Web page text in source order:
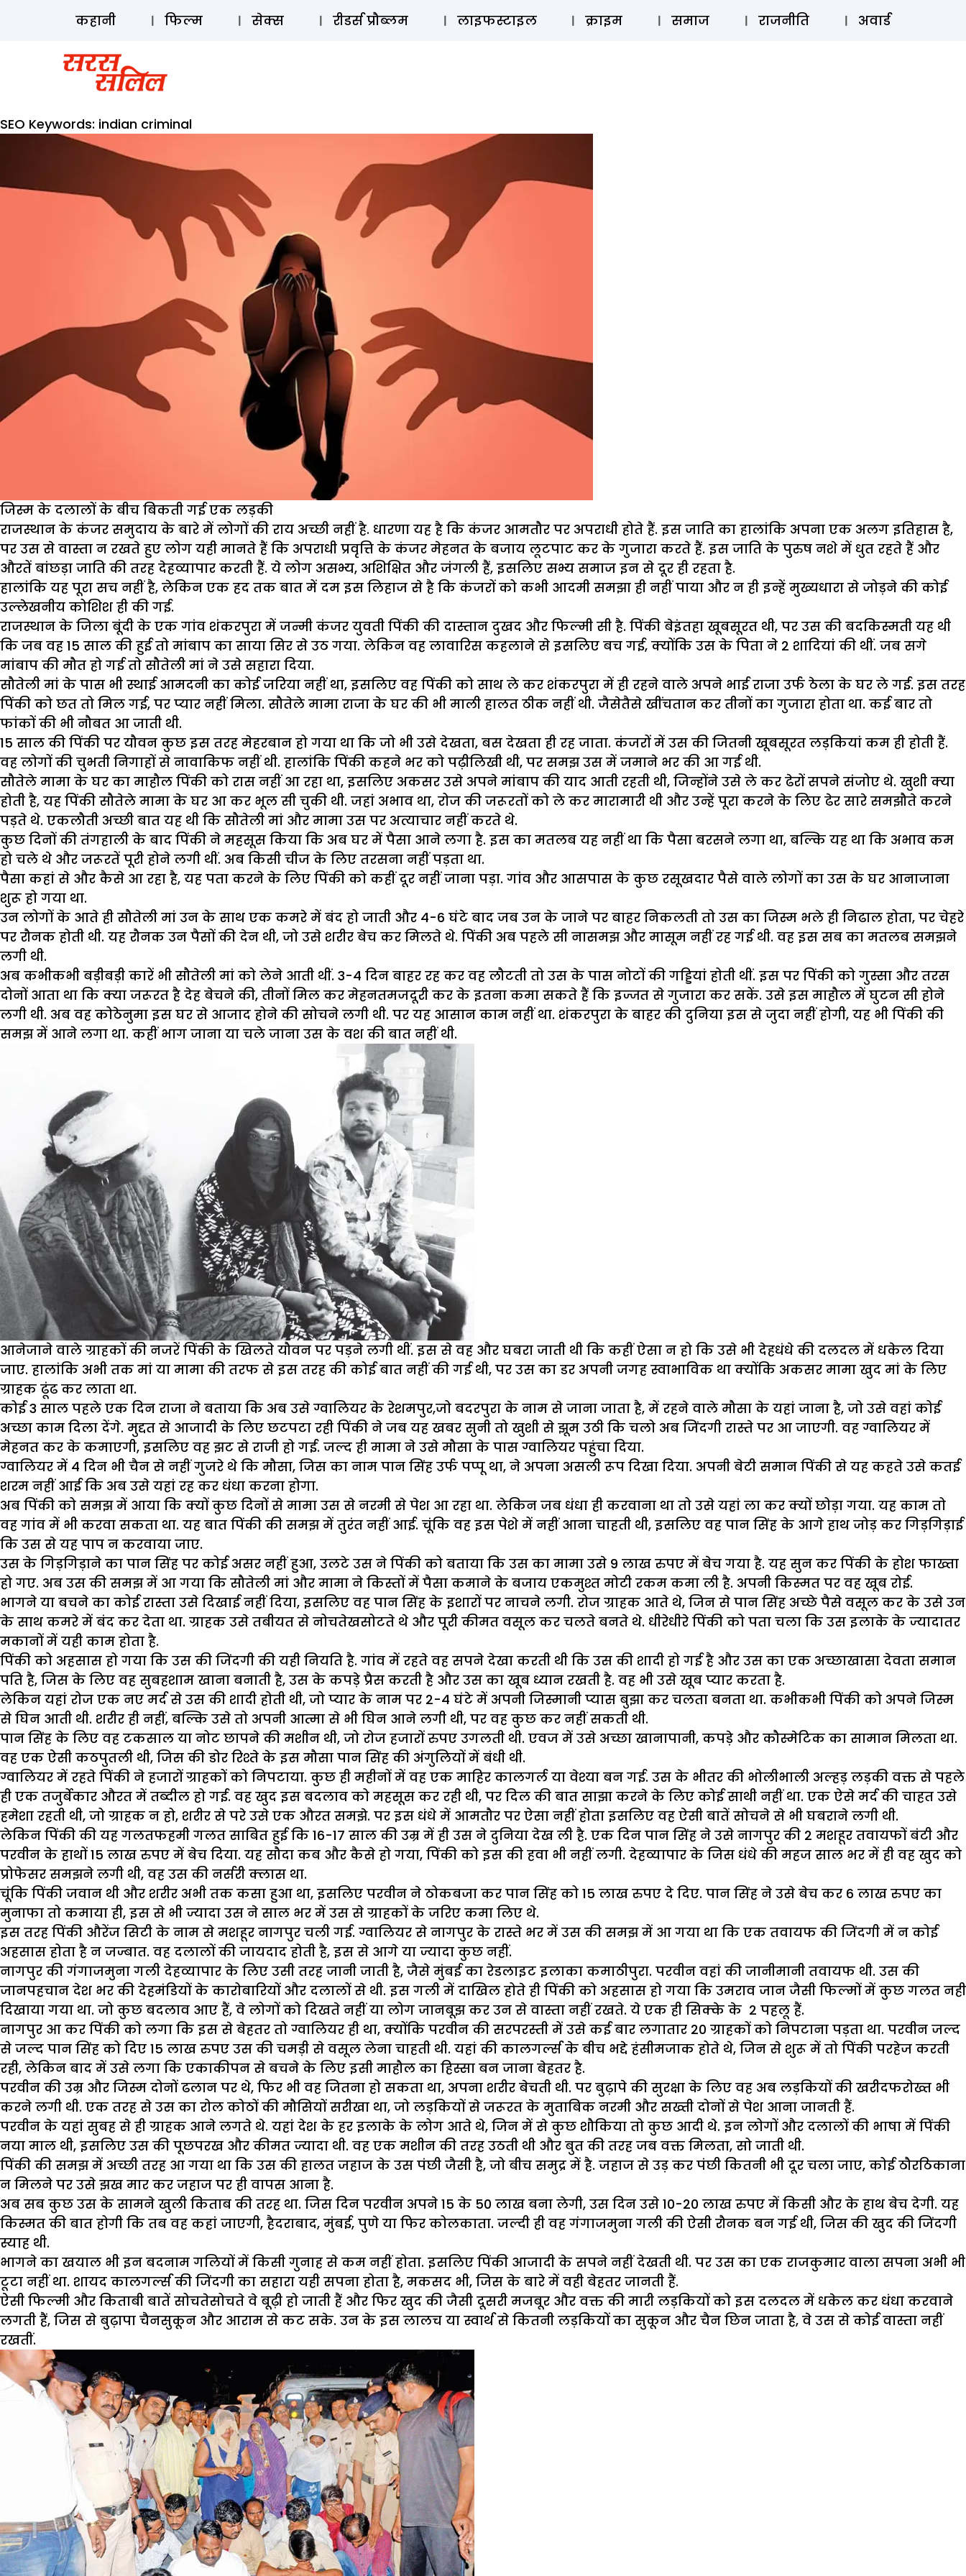
ऑडियो स्टोरी लॉग इन ⚲ SUBSCRIBE
कहानी फिल्म सेक्स रीडर्स प्रौब्लम लाइफस्टाइल क्राइम समाज राजनीति अवार्ड
SEO Keywords: indian criminal
जिस्म के दलालों के बीच बिकती गई एक लड़की
राजस्थान के कंजर समुदाय के बारे में लोगों की राय अच्छी नहीं है. धारणा यह है कि कंजर आमतौर पर अपराधी होते हैं. इस जाति का हालांकि अपना एक अलग इतिहास है,
पर उस से वास्ता न रखते हुए लोग यही मानते हैं कि अपराधी प्रवृत्ति के कंजर मेहनत के बजाय लूटपाट कर के गुजारा करते हैं. इस जाति के पुरुष नशे में धुत रहते हैं और
औरतें बांछड़ा जाति की तरह देहव्यापार करती हैं. ये लोग असभ्य, अशिक्षित और जंगली हैं, इसलिए सभ्य समाज इन से दूर ही रहता है.
हालांकि यह पूरा सच नहीं है, लेकिन एक हद तक बात में दम इस लिहाज से है कि कंजरों को कभी आदमी समझा ही नहीं पाया और न ही इन्हें मुख्यधारा से जोड़ने की कोई
उल्लेखनीय कोशिश ही की गई.
राजस्थान के जिला बूंदी के एक गांव शंकरपुरा में जन्मी कंजर युवती पिंकी की दास्तान दुखद और फिल्मी सी है. पिंकी बेइंतहा खूबसूरत थी, पर उस की बदकिस्मती यह थी
कि जब वह 15 साल की हुई तो मांबाप का साया सिर से उठ गया. लेकिन वह लावारिस कहलाने से इसलिए बच गई, क्योंकि उस के पिता ने 2 शादियां की थीं. जब सगे
मांबाप की मौत हो गई तो सौतेली मां ने उसे सहारा दिया.
सौतेली मां के पास भी स्थाई आमदनी का कोई जरिया नहीं था, इसलिए वह पिंकी को साथ ले कर शंकरपुरा में ही रहने वाले अपने भाई राजा उर्फ ठेला के घर ले गई. इस तरह
पिंकी को छत तो मिल गई, पर प्यार नहीं मिला. सौतेले मामा राजा के घर की भी माली हालत ठीक नहीं थी. जैसेतैसे खींचतान कर तीनों का गुजारा होता था. कई बार तो
फांकों की भी नौबत आ जाती थी.
15 साल की पिंकी पर यौवन कुछ इस तरह मेहरबान हो गया था कि जो भी उसे देखता, बस देखता ही रह जाता. कंजरों में उस की जितनी खूबसूरत लड़कियां कम ही होती हैं.
वह लोगों की चुभती निगाहों से नावाकिफ नहीं थी. हालांकि पिंकी कहने भर को पढ़ीलिखी थी, पर समझ उस में जमाने भर की आ गई थी.
सौतेले मामा के घर का माहौल पिंकी को रास नहीं आ रहा था, इसलिए अकसर उसे अपने मांबाप की याद आती रहती थी, जिन्होंने उसे ले कर ढेरों सपने संजोए थे. खुशी क्या
होती है, यह पिंकी सौतेले मामा के घर आ कर भूल सी चुकी थी. जहां अभाव था, रोज की जरूरतों को ले कर मारामारी थी और उन्हें पूरा करने के लिए ढेर सारे समझौते करने
पड़ते थे. एकलौती अच्छी बात यह थी कि सौतेली मां और मामा उस पर अत्याचार नहीं करते थे.
कुछ दिनों की तंगहाली के बाद पिंकी ने महसूस किया कि अब घर में पैसा आने लगा है. इस का मतलब यह नहीं था कि पैसा बरसने लगा था, बल्कि यह था कि अभाव कम
हो चले थे और जरूरतें पूरी होने लगी थीं. अब किसी चीज के लिए तरसना नहीं पड़ता था.
पैसा कहां से और कैसे आ रहा है, यह पता करने के लिए पिंकी को कहीं दूर नहीं जाना पड़ा. गांव और आसपास के कुछ रसूखदार पैसे वाले लोगों का उस के घर आनाजाना
शुरू हो गया था.
उन लोगों के आते ही सौतेली मां उन के साथ एक कमरे में बंद हो जाती और 4-6 घंटे बाद जब उन के जाने पर बाहर निकलती तो उस का जिस्म भले ही निढाल होता, पर चेहरे
पर रौनक होती थी. यह रौनक उन पैसों की देन थी, जो उसे शरीर बेच कर मिलते थे. पिंकी अब पहले सी नासमझ और मासूम नहीं रह गई थी. वह इस सब का मतलब समझने
लगी थी.
अब कभीकभी बड़ीबड़ी कारें भी सौतेली मां को लेने आती थीं. 3-4 दिन बाहर रह कर वह लौटती तो उस के पास नोटों की गड्डियां होती थीं. इस पर पिंकी को गुस्सा और तरस
दोनों आता था कि क्या जरूरत है देह बेचने की, तीनों मिल कर मेहनतमजदूरी कर के इतना कमा सकते हैं कि इज्जत से गुजारा कर सकें. उसे इस माहौल में घुटन सी होने
लगी थी. अब वह कोठेनुमा इस घर से आजाद होने की सोचने लगी थी. पर यह आसान काम नहीं था. शंकरपुरा के बाहर की दुनिया इस से जुदा नहीं होगी, यह भी पिंकी की
समझ में आने लगा था. कहीं भाग जाना या चले जाना उस के वश की बात नहीं थी.
आनेजाने वाले ग्राहकों की नजरें पिंकी के खिलते यौवन पर पड़ने लगी थीं. इस से वह और घबरा जाती थी कि कहीं ऐसा न हो कि उसे भी देहधंधे की दलदल में धकेल दिया
जाए. हालांकि अभी तक मां या मामा की तरफ से इस तरह की कोई बात नहीं की गई थी, पर उस का डर अपनी जगह स्वाभाविक था क्योंकि अकसर मामा खुद मां के लिए
ग्राहक ढूंढ कर लाता था.
कोई 3 साल पहले एक दिन राजा ने बताया कि अब उसे ग्वालियर के रेशमपुर,जो बदरपुरा के नाम से जाना जाता है, में रहने वाले मौसा के यहां जाना है, जो उसे वहां कोई
अच्छा काम दिला देंगे. मुद्दत से आजादी के लिए छटपटा रही पिंकी ने जब यह खबर सुनी तो खुशी से झूम उठी कि चलो अब जिंदगी रास्ते पर आ जाएगी. वह ग्वालियर में
मेहनत कर के कमाएगी, इसलिए वह झट से राजी हो गई. जल्द ही मामा ने उसे मौसा के पास ग्वालियर पहुंचा दिया.
ग्वालियर में 4 दिन भी चैन से नहीं गुजरे थे कि मौसा, जिस का नाम पान सिंह उर्फ पप्पू था, ने अपना असली रूप दिखा दिया. अपनी बेटी समान पिंकी से यह कहते उसे कतई
शरम नहीं आई कि अब उसे यहां रह कर धंधा करना होगा.
अब पिंकी को समझ में आया कि क्यों कुछ दिनों से मामा उस से नरमी से पेश आ रहा था. लेकिन जब धंधा ही करवाना था तो उसे यहां ला कर क्यों छोड़ा गया. यह काम तो
वह गांव में भी करवा सकता था. यह बात पिंकी की समझ में तुरंत नहीं आई. चूंकि वह इस पेशे में नहीं आना चाहती थी, इसलिए वह पान सिंह के आगे हाथ जोड़ कर गिड़गिड़ाई
कि उस से यह पाप न करवाया जाए.
उस के गिड़गिड़ाने का पान सिंह पर कोई असर नहीं हुआ, उलटे उस ने पिंकी को बताया कि उस का मामा उसे 9 लाख रुपए में बेच गया है. यह सुन कर पिंकी के होश फाख्ता
हो गए. अब उस की समझ में आ गया कि सौतेली मां और मामा ने किस्तों में पैसा कमाने के बजाय एकमुश्त मोटी रकम कमा ली है. अपनी किस्मत पर वह खूब रोई.
भागने या बचने का कोई रास्ता उसे दिखाई नहीं दिया, इसलिए वह पान सिंह के इशारों पर नाचने लगी. रोज ग्राहक आते थे, जिन से पान सिंह अच्छे पैसे वसूल कर के उसे उन
के साथ कमरे में बंद कर देता था. ग्राहक उसे तबीयत से नोचतेखसोटते थे और पूरी कीमत वसूल कर चलते बनते थे. धीरेधीरे पिंकी को पता चला कि उस इलाके के ज्यादातर
मकानों में यही काम होता है.
पिंकी को अहसास हो गया कि उस की जिंदगी की यही नियति है. गांव में रहते वह सपने देखा करती थी कि उस की शादी हो गई है और उस का एक अच्छाखासा देवता समान
पति है, जिस के लिए वह सुबहशाम खाना बनाती है, उस के कपड़े प्रैस करती है और उस का खूब ध्यान रखती है. वह भी उसे खूब प्यार करता है.
लेकिन यहां रोज एक नए मर्द से उस की शादी होती थी, जो प्यार के नाम पर 2-4 घंटे में अपनी जिस्मानी प्यास बुझा कर चलता बनता था. कभीकभी पिंकी को अपने जिस्म
से घिन आती थी. शरीर ही नहीं, बल्कि उसे तो अपनी आत्मा से भी घिन आने लगी थी, पर वह कुछ कर नहीं सकती थी.
पान सिंह के लिए वह टकसाल या नोट छापने की मशीन थी, जो रोज हजारों रुपए उगलती थी. एवज में उसे अच्छा खानापानी, कपड़े और कौस्मेटिक का सामान मिलता था.
वह एक ऐसी कठपुतली थी, जिस की डोर रिश्ते के इस मौसा पान सिंह की अंगुलियों में बंधी थी.
ग्वालियर में रहते पिंकी ने हजारों ग्राहकों को निपटाया. कुछ ही महीनों में वह एक माहिर कालगर्ल या वेश्या बन गई. उस के भीतर की भोलीभाली अल्हड़ लड़की वक्त से पहले
ही एक तजुर्बेकार औरत में तब्दील हो गई. वह खुद इस बदलाव को महसूस कर रही थी, पर दिल की बात साझा करने के लिए कोई साथी नहीं था. एक ऐसे मर्द की चाहत उसे
हमेशा रहती थी, जो ग्राहक न हो, शरीर से परे उसे एक औरत समझे. पर इस धंधे में आमतौर पर ऐसा नहीं होता इसलिए वह ऐसी बातें सोचने से भी घबराने लगी थी.
लेकिन पिंकी की यह गलतफहमी गलत साबित हुई कि 16-17 साल की उम्र में ही उस ने दुनिया देख ली है. एक दिन पान सिंह ने उसे नागपुर की 2 मशहूर तवायफों बंटी और
परवीन के हाथों 15 लाख रुपए में बेच दिया. यह सौदा कब और कैसे हो गया, पिंकी को इस की हवा भी नहीं लगी. देहव्यापार के जिस धंधे की महज साल भर में ही वह खुद को
प्रोफेसर समझने लगी थी, वह उस की नर्सरी क्लास था.
चूंकि पिंकी जवान थी और शरीर अभी तक कसा हुआ था, इसलिए परवीन ने ठोकबजा कर पान सिंह को 15 लाख रुपए दे दिए. पान सिंह ने उसे बेच कर 6 लाख रुपए का
मुनाफा तो कमाया ही, इस से भी ज्यादा उस ने साल भर में उस से ग्राहकों के जरिए कमा लिए थे.
इस तरह पिंकी औरेंज सिटी के नाम से मशहूर नागपुर चली गई. ग्वालियर से नागपुर के रास्ते भर में उस की समझ में आ गया था कि एक तवायफ की जिंदगी में न कोई
अहसास होता है न जज्बात. वह दलालों की जायदाद होती है, इस से आगे या ज्यादा कुछ नहीं.
नागपुर की गंगाजमुना गली देहव्यापार के लिए उसी तरह जानी जाती है, जैसे मुंबई का रेडलाइट इलाका कमाठीपुरा. परवीन वहां की जानीमानी तवायफ थी. उस की
जानपहचान देश भर की देहमंडियों के कारोबारियों और दलालों से थी. इस गली में दाखिल होते ही पिंकी को अहसास हो गया कि उमराव जान जैसी फिल्मों में कुछ गलत नहीं
दिखाया गया था. जो कुछ बदलाव आए हैं, वे लोगों को दिखते नहीं या लोग जानबूझ कर उन से वास्ता नहीं रखते. ये एक ही सिक्के के 2 पहलू हैं.
नागपुर आ कर पिंकी को लगा कि इस से बेहतर तो ग्वालियर ही था, क्योंकि परवीन की सरपरस्ती में उसे कई बार लगातार 20 ग्राहकों को निपटाना पड़ता था. परवीन जल्द
से जल्द पान सिंह को दिए 15 लाख रुपए उस की चमड़ी से वसूल लेना चाहती थी. यहां की कालगर्ल्स के बीच भद्दे हंसीमजाक होते थे, जिन से शुरू में तो पिंकी परहेज करती
रही, लेकिन बाद में उसे लगा कि एकाकीपन से बचने के लिए इसी माहौल का हिस्सा बन जाना बेहतर है.
परवीन की उम्र और जिस्म दोनों ढलान पर थे, फिर भी वह जितना हो सकता था, अपना शरीर बेचती थी. पर बुढ़ापे की सुरक्षा के लिए वह अब लड़कियों की खरीदफरोख्त भी
करने लगी थी. एक तरह से उस का रोल कोठों की मौसियों सरीखा था, जो लड़कियों से जरूरत के मुताबिक नरमी और सख्ती दोनों से पेश आना जानती हैं.
परवीन के यहां सुबह से ही ग्राहक आने लगते थे. यहां देश के हर इलाके के लोग आते थे, जिन में से कुछ शौकिया तो कुछ आदी थे. इन लोगों और दलालों की भाषा में पिंकी
नया माल थी, इसलिए उस की पूछपरख और कीमत ज्यादा थी. वह एक मशीन की तरह उठती थी और बुत की तरह जब वक्त मिलता, सो जाती थी.
पिंकी की समझ में अच्छी तरह आ गया था कि उस की हालत जहाज के उस पंछी जैसी है, जो बीच समुद्र में है. जहाज से उड़ कर पंछी कितनी भी दूर चला जाए, कोई ठौरठिकाना
न मिलने पर उसे झख मार कर जहाज पर ही वापस आना है.
अब सब कुछ उस के सामने खुली किताब की तरह था. जिस दिन परवीन अपने 15 के 50 लाख बना लेगी, उस दिन उसे 10-20 लाख रुपए में किसी और के हाथ बेच देगी. यह
किस्मत की बात होगी कि तब वह कहां जाएगी, हैदराबाद, मुंबई, पुणे या फिर कोलकाता. जल्दी ही वह गंगाजमुना गली की ऐसी रौनक बन गई थी, जिस की खुद की जिंदगी
स्याह थी.
भागने का खयाल भी इन बदनाम गलियों में किसी गुनाह से कम नहीं होता. इसलिए पिंकी आजादी के सपने नहीं देखती थी. पर उस का एक राजकुमार वाला सपना अभी भी
टूटा नहीं था. शायद कालगर्ल्स की जिंदगी का सहारा यही सपना होता है, मकसद भी, जिस के बारे में वही बेहतर जानती हैं.
ऐसी फिल्मी और किताबी बातें सोचतेसोचते वे बूढ़ी हो जाती हैं और फिर खुद की जैसी दूसरी मजबूर और वक्त की मारी लड़कियों को इस दलदल में धकेल कर धंधा करवाने
लगती हैं, जिस से बुढ़ापा चैनसुकून और आराम से कट सके. उन के इस लालच या स्वार्थ से कितनी लड़कियों का सुकून और चैन छिन जाता है, वे उस से कोई वास्ता नहीं
रखतीं.